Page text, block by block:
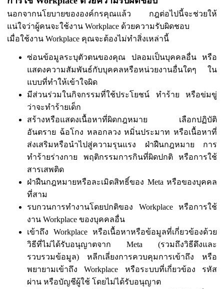
นอกจากนโยบายขององค์กรคุณแล้ว กฎต่อไปนี้จะช่วยให้
แน่ใจว่าผู้คนจะใช้งาน Workplace ด้วยความรับผิดชอบ
เมื่อใช้งาน Workplace คุณจะต้องไม่ทำสิ่งเหล่านี้
ซ่อนข้อมูลระบุตัวตนของคุณ ปลอมเป็นบุคคลอื่น หรือ
แสดงความสัมพันธ์กับบุคคลหรือหน่วยงานอื่นใดๆ ใน
แบบที่ทำให้เข้าใจผิด
มีส่วนร่วมในกิจกรรมที่ใช้ประโยชน์ ทำร้าย หรือข่มขู่
ว่าจะทำร้ายเด็ก
สร้างหรือแสดงเนื้อหาที่ผิดกฎหมาย เลือกปฏิบัติ
อันตราย ฉ้อโกง หลอกลวง หมิ่นประมาท หรือเนื้อหาที่
ส่งเสริมหรือนำไปสู่ความรุนแรง ฝ่าฝืนกฎหมาย การ
ทำร้ายร่างกาย พฤติกรรมการกินที่ผิดปกติ หรือการใช้
สารเสพติด
ฝ่าฝืนกฎหมายหรือละเมิดสิทธิ์ของ Meta หรือของบุคคล
ที่สาม
รบกวนการทำงานโดยปกติของ Workplace หรือการใช้
งาน Workplace ของบุคคลอื่น
เข้าถึง Workplace หรือเนื้อหาหรือข้อมูลที่เกี่ยวข้องด้วย
วิธีที่ไม่ได้รับอนุญาตจาก Meta (รวมถึงวิธีดึงและ
รวบรวมข้อมูล) หลีกเลี่ยงการควบคุมการเข้าถึง หรือ
พยายามเข้าถึง Workplace หรือระบบที่เกี่ยวข้อง รหัส
ผ่าน หรือบัญชีผู้ใช้ โดยไม่ได้รับอนุญาต